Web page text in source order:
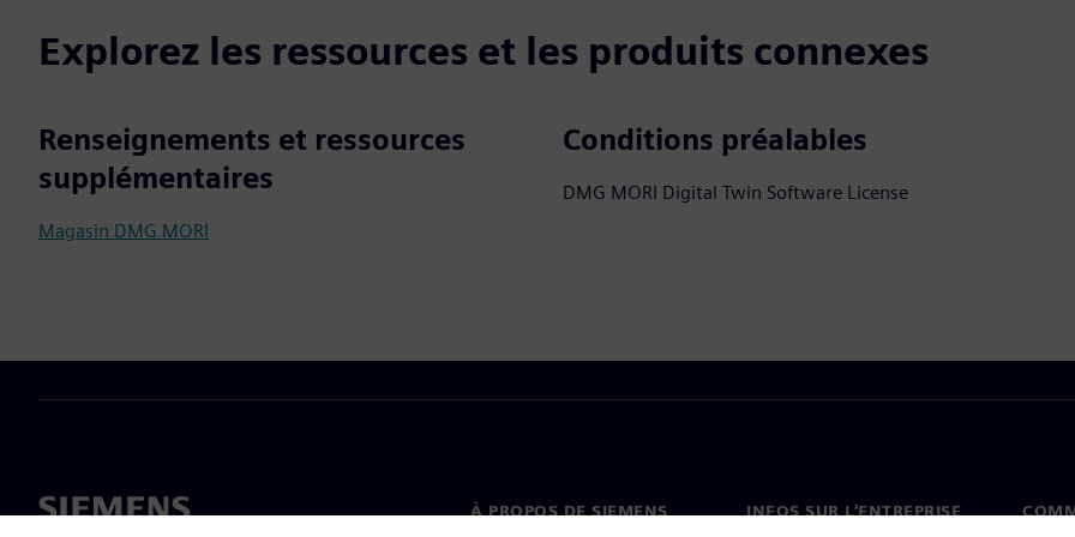
Explorez les ressources et les produits connexes
Renseignements et ressources
supplémentaires
Magasin DMG MORI
Conditions préalables
DMG MORI Digital Twin Software License
À PROPOS DE SIEMENS INFOS SUR L'ENTREPRISE